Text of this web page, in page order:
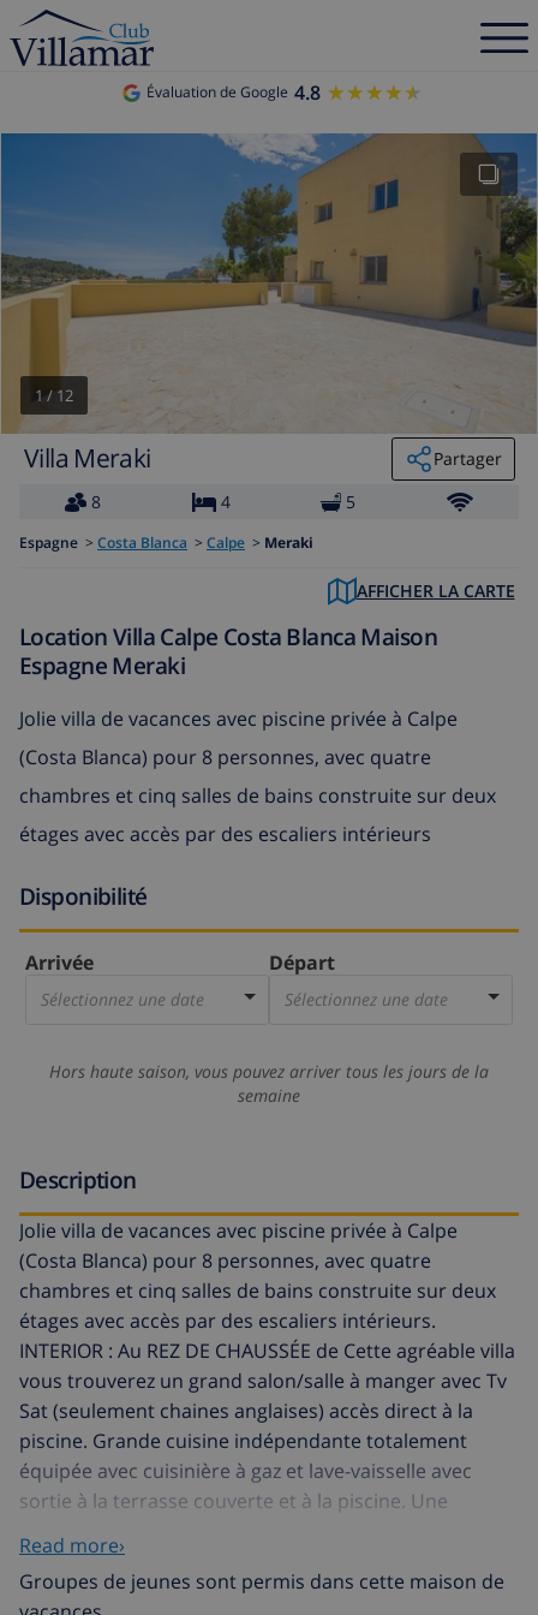
Évaluation de Google 4.8 ★★★★★
★★★★★
1 / 12
Villa Meraki
Partager
8
4 5
Espagne > Costa Blanca > Calpe > Meraki
AFFICHER LA CARTE
Location Villa Calpe Costa Blanca Maison
Espagne Meraki
Jolie villa de vacances avec piscine privée à Calpe
(Costa Blanca) pour 8 personnes, avec quatre
chambres et cinq salles de bains construite sur deux
étages avec accès par des escaliers intérieurs
Disponibilité
Arrivée
Sélectionnez une date
Départ
Sélectionnez une date
Hors haute saison, vous pouvez arriver tous les jours de la
semaine
Description
Jolie villa de vacances avec piscine privée à Calpe
(Costa Blanca) pour 8 personnes, avec quatre
chambres et cinq salles de bains construite sur deux
étages avec accès par des escaliers intérieurs.
INTERIOR : Au REZ DE CHAUSSÉE de Cette agréable villa
vous trouverez un grand salon/salle à manger avec Tv
Sat (seulement chaines anglaises) accès direct à la
piscine. Grande cuisine indépendante totalement
équipée avec cuisinière à gaz et lave-vaisselle avec
sortie à la terrasse couverte et à la piscine. Une
chambre avec deux lits individuels avec salle de bains
privée avec baignoire. Un WC. Une buanderie. PREMIER
ÉTAGE accessible par un escalier intérieur, vous
Read more›
Groupes de jeunes sont permis dans cette maison de